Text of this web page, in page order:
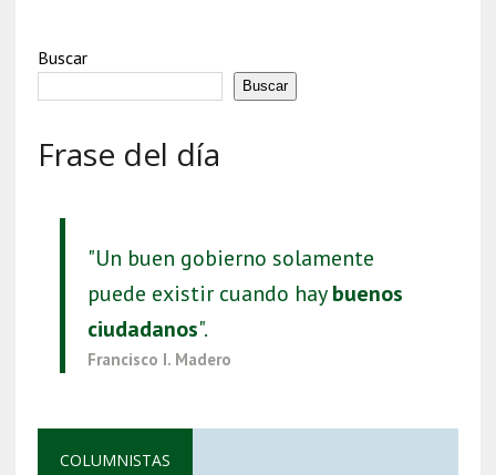
Buscar
Buscar
Frase del día
"Un buen gobierno solamente
puede existir cuando haybuenos
ciudadanos".
Francisco I. Madero
COLUMNISTAS